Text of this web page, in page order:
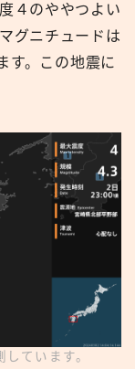
４のややつよい
グニチュードは
す。この地震に
ています。